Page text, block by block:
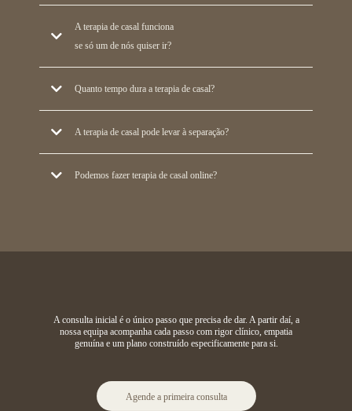
A terapia de casal funciona
se só um de nós quiser ir?
eficaz. Se um dos parceiros se recusa, a alternativa pode ser a terapia
individual para o parceiro disponível. Frequentemente, as mudanças num
membro do casal criam movimento no outro.
Quanto tempo dura a terapia de casal?
específico podem durar 3 a 4 meses. Processos de reconstrução de maior
profundidade podem durar 6 a 12 meses ou mais. O plano é revisto ao 2.º
mês para garantir progressão.
A terapia de casal pode levar à separação?
separação é a decisão mais saudável para ambos. O objectivo da terapia
Podemos fazer terapia de casal online?
A consulta inicial é o único passo que precisa de dar. A partir daí, a
nossa equipa acompanha cada passo com rigor clínico, empatia
genuína e um plano construído especificamente para si.
Agende a primeira consulta